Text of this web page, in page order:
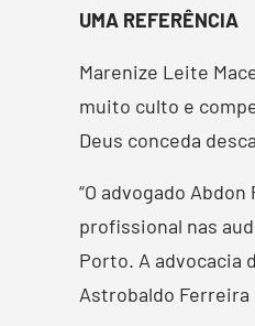
UMA REFERÊNCIA
Marenize Leite
muito culto e
Deus conceda
“O advogado
profissional nas
Porto. A advocacia
Astrobaldo Ferreira